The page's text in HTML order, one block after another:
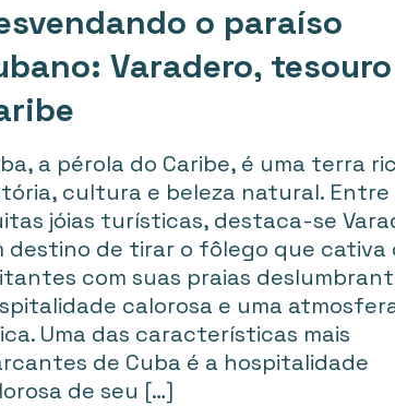
o paraíso
Varadero,
a pérola do Caribe, é uma terra
cultura e beleza natural. Entre
jóias turísticas, destaca-se
destino de tirar o fôlego que cativa
com suas praias
calorosa e uma
Uma das características mais
de Cuba é a hospitalidade
de seu […]